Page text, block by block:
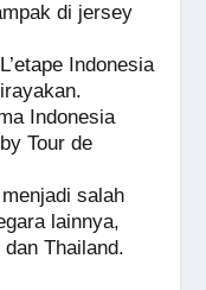
di jersey
Indonesia
Indonesia
Tour de
salah
lainnya,
Thailand.